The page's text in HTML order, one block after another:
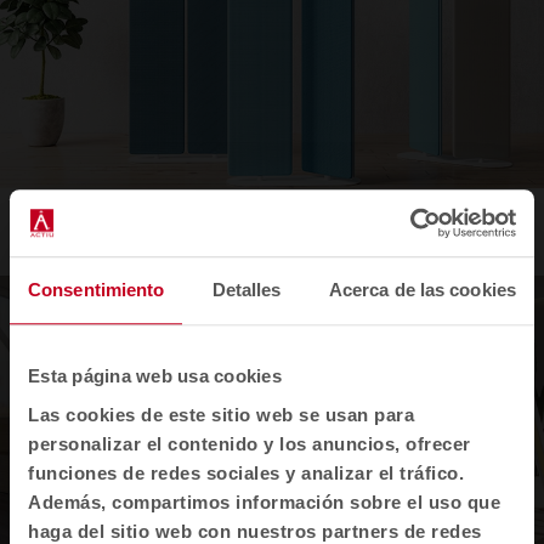
Consentimiento Detalles Acerca de las cookies
Esta página web usa cookies
Las cookies de este sitio web se usan para
personalizar el contenido y los anuncios, ofrecer
funciones de redes sociales y analizar el tráfico.
Además, compartimos información sobre el uso que
haga del sitio web con nuestros partners de redes